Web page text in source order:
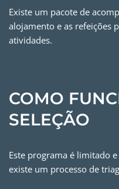
Existe um pacote de
alojamento e as refeições
atividades.
COMO
SELEÇÃO
Este programa é limitado
existe um processo de